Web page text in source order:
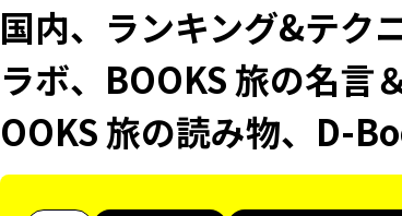
国内、ランキング&テク
ラボ、BOOKS 旅の名言
OOKS 旅の読み物、D-